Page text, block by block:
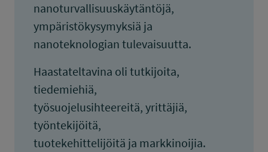
nanoturvallisuuskäytäntöjä,
ympäristökysymyksiä ja
nanoteknologian tulevaisuutta.
Haastateltavina oli tutkijoita,
tiedemiehiä,
työsuojelusihteereitä, yrittäjiä,
työntekijöitä,
tuotekehittelijöitä ja markkinoijia.